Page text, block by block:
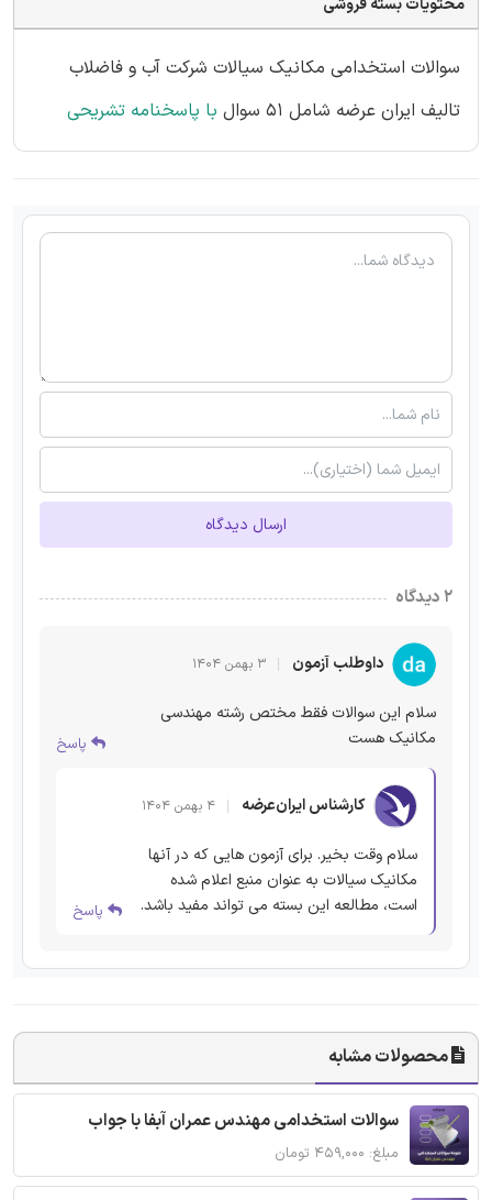
محتویات بسته فروشی
سوالات استخدامی مکانیک سیالات شرکت آب و فاضلاب
تالیف ایران عرضه شامل 51 سوال
با پاسخنامه تشریحی
ارسال دیدگاه
۲ دیدگاه
داوطلب آزمون ۳ بهمن ۱۴۰۴
سلام این سوالات فقط مختص رشته مهندسی
مکانیک هست
پاسخ
کارشناس ایران‌عرضه ۴ بهمن ۱۴۰۴
سلام وقت بخیر. برای آزمون هایی که در آنها
مکانیک سیالات به عنوان منبع اعلام شده
است، مطالعه این بسته می تواند مفید باشد.
پاسخ
محصولات مشابه
سوالات استخدامی مهندس عمران آبفا با جواب
مبلغ: ۴۵۹,۰۰۰ تومان